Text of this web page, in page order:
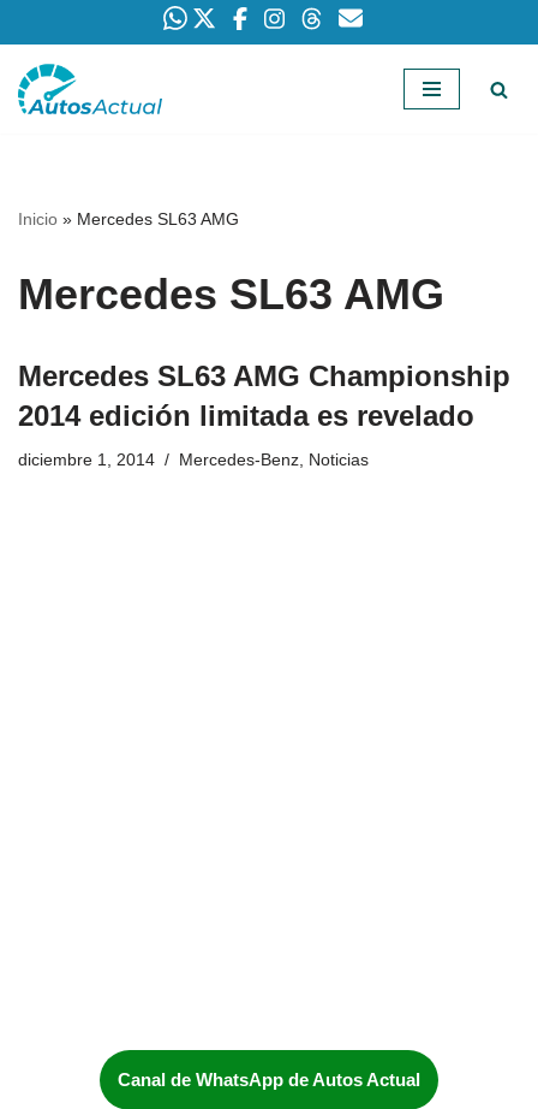
Saltar
Inicio » Mercedes SL63 AMG
Mercedes SL63 AMG
Mercedes SL63 AMG Championship
2014 edición limitada es revelado
diciembre 1, 2014 Mercedes-Benz, Noticias
Canal de WhatsApp de Autos Actual